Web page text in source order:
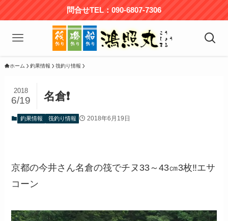
問合せTEL：090-6807-7306
ホーム 釣果情報 筏釣り情報
名倉❗️
2018
6/19
釣果情報 筏釣り情報 2018年6月19日
京都の今井さん名倉の筏でチヌ33～43㎝3枚‼️エサ
コーン